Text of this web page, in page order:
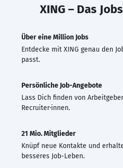
XING – Das
Über eine Million Jobs
Entdecke mit XING genau den
passt.
Persönliche Job-Angebote
Lass Dich finden von
Recruiter·innen.
21 Mio. Mitglieder
Knüpf neue Kontakte und
besseres Job-Leben.